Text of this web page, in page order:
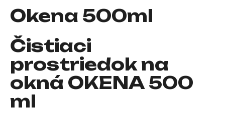
Okena 500ml
Čistiaci
prostriedok na
okná OKENA 500
ml
á
j
s
ť
?